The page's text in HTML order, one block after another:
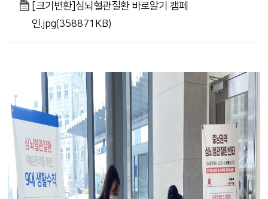
[크기변환]심뇌혈관질환 바로알기 캠페
인.jpg(358871KB)